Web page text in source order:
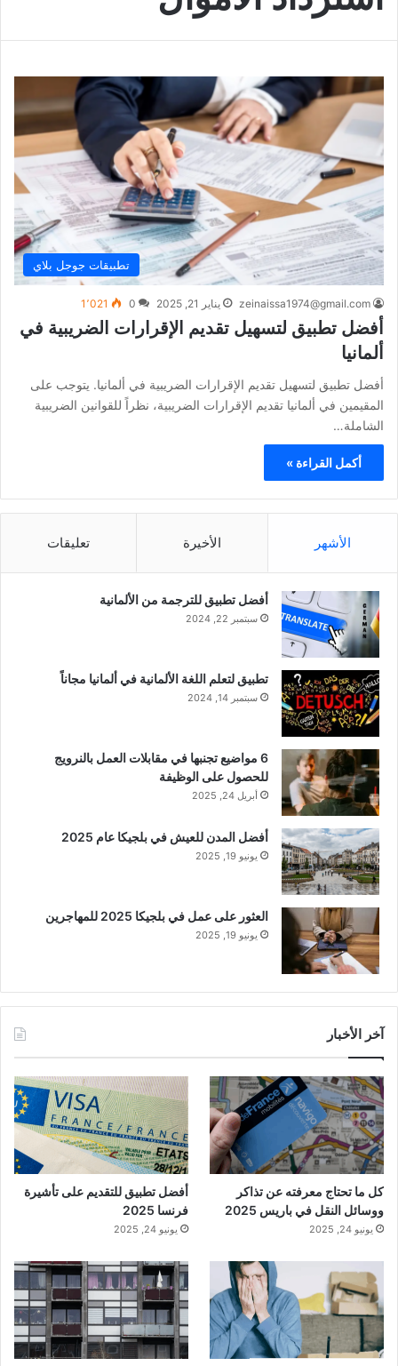
تطبيقات جوجل بلاي
zeinaissa1974@gmail.com يناير 21, 2025 0 1٬021
أفضل تطبيق لتسهيل تقديم الإقرارات الضريبية في
ألمانيا
أفضل تطبيق لتسهيل تقديم الإقرارات الضريبية في ألمانيا. يتوجب على
المقيمين في ألمانيا تقديم الإقرارات الضريبية، نظراً للقوانين الضريبية
الشاملة…
أكمل القراءة »
الأشهر الأخيرة تعليقات
أفضل تطبيق للترجمة من الألمانية
سبتمبر 22, 2024
تطبيق لتعلم اللغة الألمانية في ألمانيا مجاناً
سبتمبر 14, 2024
6 مواضيع تجنبها في مقابلات العمل بالنرويج
للحصول على الوظيفة
أبريل 24, 2025
أفضل المدن للعيش في بلجيكا عام 2025
يونيو 19, 2025
العثور على عمل في بلجيكا 2025 للمهاجرين
يونيو 19, 2025
آخر الأخبار
كل ما تحتاج معرفته عن تذاكر
ووسائل النقل في باريس 2025
يونيو 24, 2025
أفضل تطبيق للتقديم على تأشيرة
فرنسا 2025
يونيو 24, 2025